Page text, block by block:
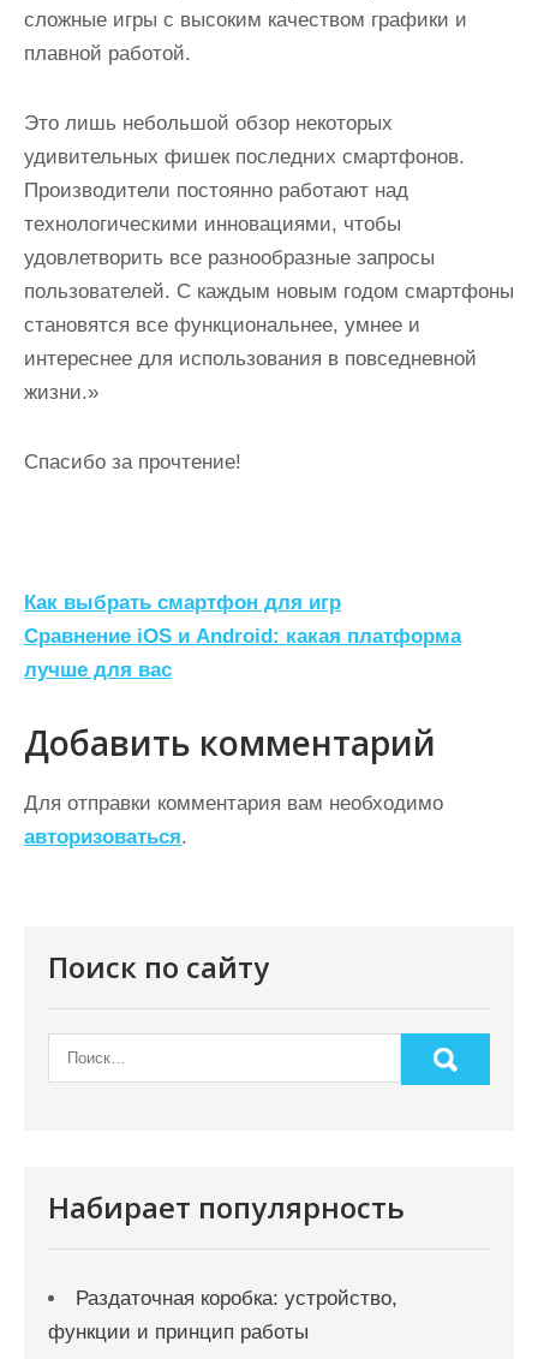
сложные игры с высоким качеством графики и
плавной работой.
Это лишь небольшой обзор некоторых
удивительных фишек последних смартфонов.
Производители постоянно работают над
технологическими инновациями, чтобы
удовлетворить все разнообразные запросы
пользователей. С каждым новым годом смартфоны
становятся все функциональнее, умнее и
интереснее для использования в повседневной
жизни.»
Спасибо за прочтение!
Н
а
в
и
г
а
ц
Как выбрать смартфон для игр
Сравнение iOS и Android: какая платформа
лучше для вас
Добавить комментарий
Для отправки комментария вам необходимо
авторизоваться.
Поиск по сайту
Набирает популярность
Раздаточная коробка: устройство,
функции и принцип работы